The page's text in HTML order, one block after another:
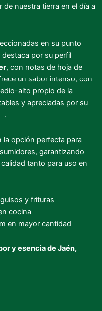
nuestra tierra en el día a
en su punto
por su perfil
, con notas de hoja de
un sabor intenso, con
alto propio de la
y apreciadas por su
.
la opción perfecta para
garantizando
tanto para uso en
y frituras
cocina
en mayor cantidad
y esencia de Jaén,